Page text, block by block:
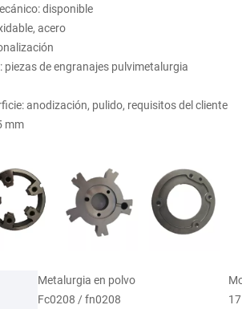
disponible
acero
piezas de engranajes pulvimetalurgia
anodización, pulido, requisitos del cliente
mm
Metalurgia en polvo
Fc0208 / fn0208